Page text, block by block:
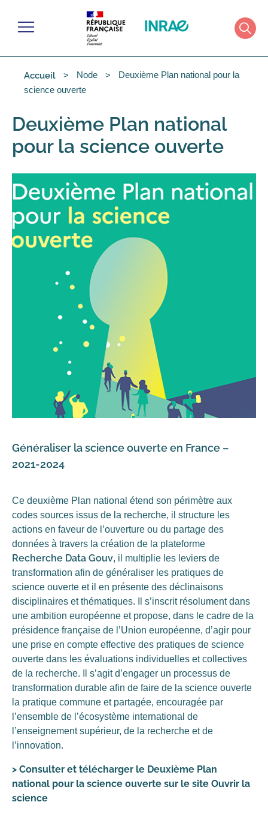
Menu
Accueil Node
Deuxième Plan national pour la
science ouverte
Deuxième Plan national
pour la science ouverte
Généraliser la science ouverte en France –
2021-2024
Ce deuxième Plan national étend son périmètre aux
codes sources issus de la recherche, il structure les
actions en faveur de l’ouverture ou du partage des
données à travers la création de la plateforme
Recherche Data Gouv, il multiplie les leviers de
transformation afin de généraliser les pratiques de
science ouverte et il en présente des déclinaisons
disciplinaires et thématiques. Il s’inscrit résolument dans
une ambition européenne et propose, dans le cadre de la
présidence française de l’Union européenne, d’agir pour
une prise en compte effective des pratiques de science
ouverte dans les évaluations individuelles et collectives
de la recherche. Il s’agit d’engager un processus de
transformation durable afin de faire de la science ouverte
la pratique commune et partagée, encouragée par
l’ensemble de l’écosystème international de
l’enseignement supérieur, de la recherche et de
l’innovation.
> Consulter et télécharger le Deuxième Plan
national pour la science ouverte sur le site Ouvrir la
science
Cookies management panel